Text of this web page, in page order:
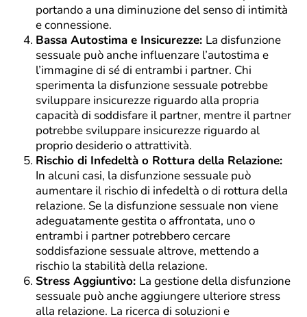
portando a una diminuzione del senso di intimità
e connessione.
Bassa Autostima e Insicurezze: La disfunzione
sessuale può anche influenzare l’autostima e
l’immagine di sé di entrambi i partner. Chi
sperimenta la disfunzione sessuale potrebbe
sviluppare insicurezze riguardo alla propria
capacità di soddisfare il partner, mentre il partner
potrebbe sviluppare insicurezze riguardo al
proprio desiderio o attrattività.
Rischio di Infedeltà o Rottura della Relazione:
In alcuni casi, la disfunzione sessuale può
aumentare il rischio di infedeltà o di rottura della
relazione. Se la disfunzione sessuale non viene
adeguatamente gestita o affrontata, uno o
entrambi i partner potrebbero cercare
soddisfazione sessuale altrove, mettendo a
rischio la stabilità della relazione.
Stress Aggiuntivo: La gestione della disfunzione
sessuale può anche aggiungere ulteriore stress
alla relazione. La ricerca di soluzioni e